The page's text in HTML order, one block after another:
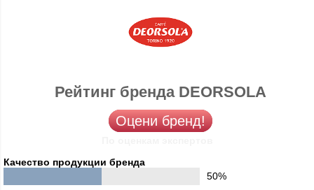
Рейтинг бренда DEORSOLA
Оцени бренд!
Качество продукции бренда
50%